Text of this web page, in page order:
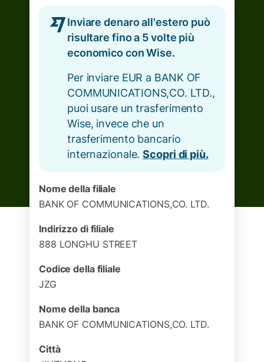
Inviare denaro all'estero può
risultare fino a 5 volte più
economico con Wise.
Per inviare EUR a BANK OF
COMMUNICATIONS,CO. LTD.,
puoi usare un trasferimento
Wise, invece che un
trasferimento bancario
internazionale.Scopri di più.
Nome della filiale
BANK OF COMMUNICATIONS,CO. LTD.
Indirizzo di filiale
888 LONGHU STREET
Codice della filiale
JZG
Nome della banca
BANK OF COMMUNICATIONS,CO. LTD.
Città